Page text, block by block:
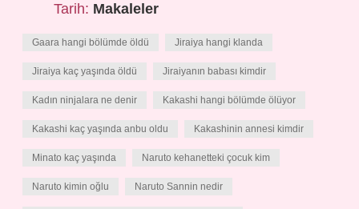
Tarih: Makaleler
Gaara hangi bölümde öldü Jiraiya hangi klanda
Jiraiya kaç yaşında öldü Jiraiyanın babası kimdir
Kadın ninjalara ne denir Kakashi hangi bölümde ölüyor
Kakashi kaç yaşında anbu oldu Kakashinin annesi kimdir
Minato kaç yaşında Naruto kehanetteki çocuk kim
Naruto kimin oğlu Naruto Sannin nedir